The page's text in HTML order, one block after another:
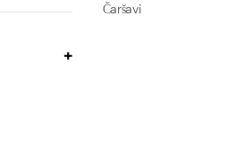
+
Čaršavi